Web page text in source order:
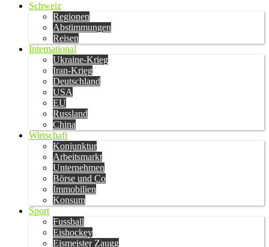
Schweiz
Regionen
Abstimmungen
Reisen
International
Ukraine-Krieg
Iran-Krieg
Deutschland
USA
EU
Russland
China
Wirtschaft
Konjunktur
Arbeitsmarkt
Unternehmen
Börse und Co
Immobilien
Konsum
Sport
Fussball
Eishockey
Eismeister Zaugg